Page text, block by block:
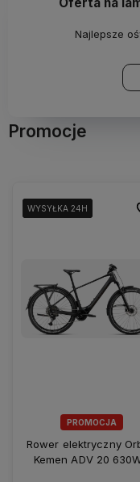
Najlepsze
Promocje
PROMOCJA
WYSYŁKA 24H
WYSYŁKA 24H
WYSYŁKA 24H
Rower elektryczny
Kemen ADV 20